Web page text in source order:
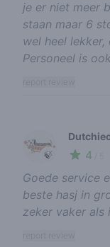
je er niet meer
staan maar 6
wel heel lekker,
Personeel is
🍃 4
Goede service
beste hasj in
zeker vaker als